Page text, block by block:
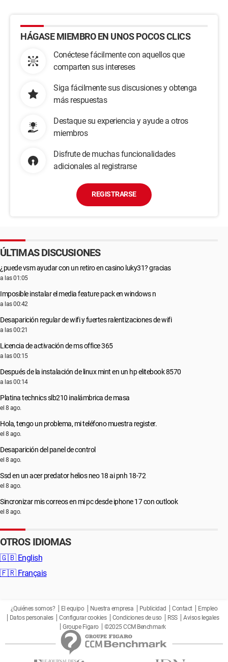
HÁGASE MIEMBRO EN UNOS POCOS CLICS
Conéctese fácilmente con aquellos que
comparten sus intereses
Siga fácilmente sus discusiones y obtenga
más respuestas
Destaque su experiencia y ayude a otros
miembros
Disfrute de muchas funcionalidades
adicionales al registrarse
REGISTRARSE
ÚLTIMAS DISCUSIONES
¿puede vsm ayudar con un retiro en casino luky31? gracias
a las 01:05
Imposible instalar el media feature pack en windows n
a las 00:42
Desaparición regular de wifi y fuertes ralentizaciones de wifi
a las 00:21
Licencia de activación de ms office 365
a las 00:15
Después de la instalación de linux mint en un hp elitebook 8570
a las 00:14
Platina technics slb210 inalámbrica de masa
el 8 ago.
Hola, tengo un problema, mi teléfono muestra register.
el 8 ago.
Desaparición del panel de control
el 8 ago.
Ssd en un acer predator helios neo 18 ai pnh 18-72
el 8 ago.
Sincronizar mis correos en mi pc desde iphone 17 con outlook
el 8 ago.
OTROS IDIOMAS
🇬🇧 English
🇫🇷 Français
¿Quiénes somos? El equipo Nuestra empresa Publicidad Contact
Empleo
Datos personales
Configurar cookies Condiciones de uso RSS
Avisos legales
Groupe Figaro
©2025 CCM Benchmark